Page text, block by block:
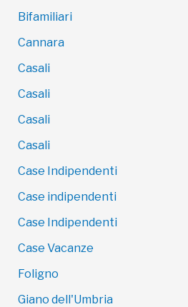
Bifamiliari
Cannara
Casali
Casali
Casali
Casali
Case Indipendenti
Case indipendenti
Case Indipendenti
Case Vacanze
Foligno
Giano dell'Umbria